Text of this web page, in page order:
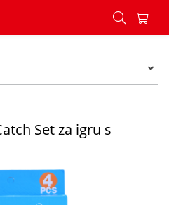
Toss&Catch Set za igru s lopticom
Set za igru s